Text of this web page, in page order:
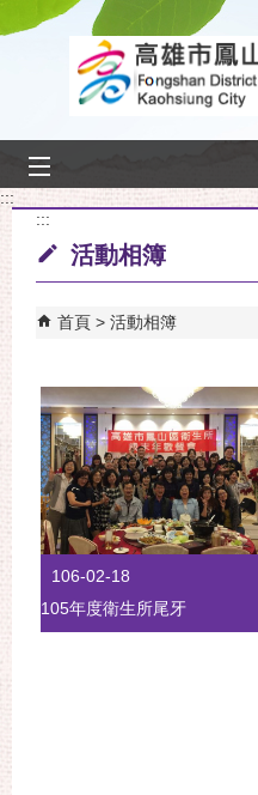
跳到主要內容區塊
:::
:::
活動相簿
首頁 活動相簿
106-02-18
105年度衛生所尾牙